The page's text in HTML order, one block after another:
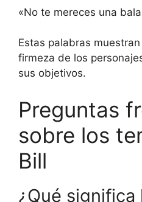
«No te mereces una
Estas palabras
firmeza de los
sus objetivos.
Preguntas
sobre los
Bill
¿Qué significa